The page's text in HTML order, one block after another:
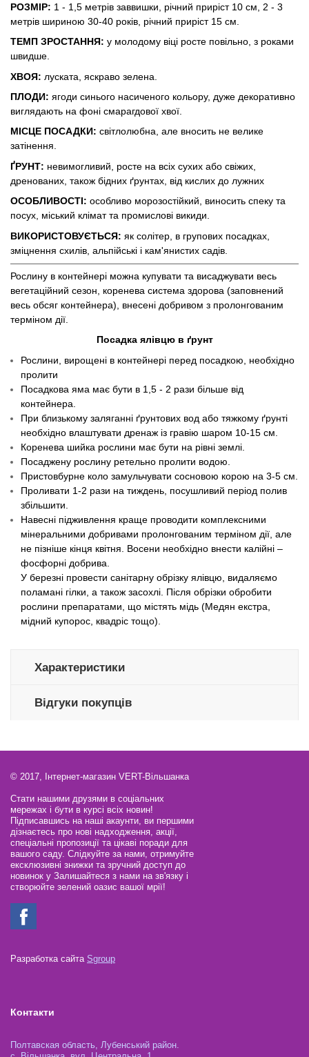
РОЗМІР: 1 - 1,5 метрів заввишки, річний приріст 10 см, 2 - 3
метрів шириною 30-40 років, річний приріст 15 см.
ТЕМП ЗРОСТАННЯ: у молодому віці росте повільно, з роками
швидше.
ХВОЯ: луската, яскраво зелена.
ПЛОДИ: ягоди синього насиченого кольору, дуже декоративно
виглядають на фоні смарагдової хвої.
МІСЦЕ ПОСАДКИ: світлолюбна, але вносить не велике
затінення.
ҐРУНТ: невимогливий, росте на всіх сухих або свіжих,
дренованих, також бідних ґрунтах, від кислих до лужних
ОСОБЛИВОСТІ: особливо морозостійкий, виносить спеку та
посух, міський клімат та промислові викиди.
ВИКОРИСТОВУЄТЬСЯ: як солітер, в групових посадках,
зміцнення схилів, альпійські і кам'янистих садів.
Рослину в контейнері можна купувати та висаджувати весь
вегетаційний сезон, коренева система здорова (заповнений
весь обсяг контейнера), внесені добривом з пролонгованим
терміном дії.
Посадка ялівцю в ґрунт
Рослини, вирощені в контейнері перед посадкою, необхідно
пролити
Посадкова яма має бути в 1,5 - 2 рази більше від
контейнера.
При близькому заляганні ґрунтових вод або тяжкому ґрунті
необхідно влаштувати дренаж із гравію шаром 10-15 см.
Коренева шийка рослини має бути на рівні землі.
Посаджену рослину ретельно пролити водою.
Пристовбурне коло замульчувати сосновою корою на 3-5 см.
Проливати 1-2 рази на тиждень, посушливий період полив
збільшити.
Навесні підживлення краще проводити комплексними
мінеральними добривами пролонгованим терміном дії, але
не пізніше кінця квітня. Восени необхідно внести калійні –
фосфорні добрива.
У березні провести санітарну обрізку ялівцю, видаляємо
поламані гілки, а також засохлі. Після обрізки обробити
рослини препаратами, що містять мідь (Медян екстра,
мідний купорос, квадріс тощо).
Характеристики
Відгуки покупців
© 2017, Інтернет-магазин VERT-Вільшанка
Стати нашими друзями в соціальних
мережах і бути в курсі всіх новин!
Підписавшись на наші акаунти, ви першими
дізнаєтесь про нові надходження, акції,
спеціальні пропозиції та цікаві поради для
вашого саду. Слідкуйте за нами, отримуйте
ексклюзивні знижки та зручний доступ до
новинок у Залишайтеся з нами на зв'язку і
створюйте зелений оазис вашої мрії!
Разработка сайта Sgroup
Контакти
Полтавская область, Лубенський район.